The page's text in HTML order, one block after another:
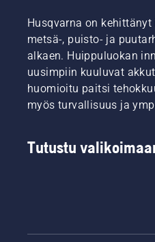
Husqvarna on
metsä-, puisto- ja
alkaen. Huippuluokan
uusimpiin kuuluvat
huomioitu paitsi
myös turvallisuus ja
Tutustu